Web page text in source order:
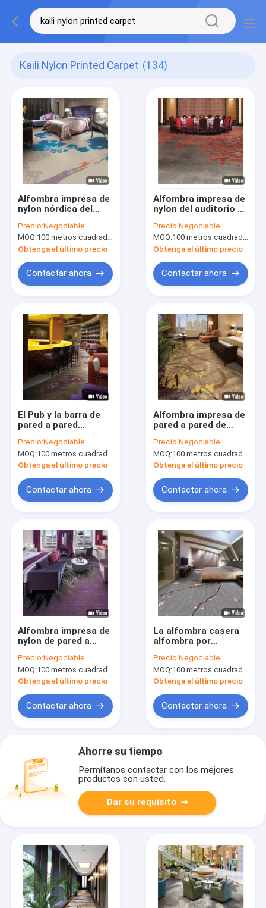
Kaili Nylon Printed Carpet (134)
Alfombra impresa de
nylon nórdica del
diseño simple con el
forro de la acción
Precio:Negociable
MOQ:100 metros cuadrados por diseño
Obtenga el último precio
Contactar ahora
Alfombra impresa de
nylon del auditorio de
mancha resistente
Precio:Negociable
MOQ:100 metros cuadrados por diseño
Obtenga el último precio
Contactar ahora
El Pub y la barra de
pared a pared
modelos
encantadores
impresos de nylon de
Precio:Negociable
MOQ:100 metros cuadrados por diseño
Obtenga el último precio
Contactar ahora
Alfombra impresa de
pared a pared de
de la ventaja y de la
flor para el sitio
Precio:Negociable
MOQ:100 metros cuadrados por diseño
Obtenga el último precio
Contactar ahora
Alfombra impresa de
nylon de pared a
resistencia de la
llama
Precio:Negociable
MOQ:100 metros cuadrados por diseño
Obtenga el último precio
Contactar ahora
La alfombra casera
alfombra por
técnicas copetudas
impresas de nylon de
la alfombra
Precio:Negociable
MOQ:100 metros cuadrados por diseño
Obtenga el último precio
Contactar ahora
Ahorre su tiempo
Permítanos contactar con los mejores
productos con usted.
Dar su requisito